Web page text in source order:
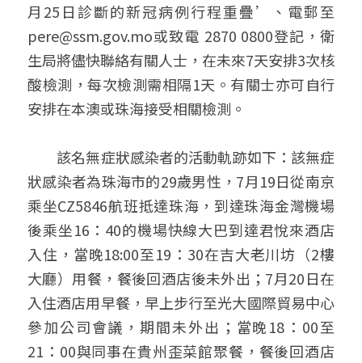
月25日診斷的新冠病例行程重疊’、電郵至
pere@ssm.gov.mo或致電 2870 0800登記，衛
生局將儘快聯絡有關人士，在未來7天安排3次核
酸檢測，每次檢測需相隔1天。有關士亦可自行
安排在本澳或珠海接受相關檢測。
該名無症狀感染者的活動軌跡如下：該無症
狀感染者為珠海市的29歲男性，7月19日從南京
乘坐CZ5846航班抵達珠海，到達珠海金灣機場
後乘坐16：40的機場快線大巴到達君悅來酒店
入住，當晚18:00至19：30在吉大老川坊（2樓
大廳）用餐，餐後回酒店後未外出；7月20日在
入住酒店用早餐，早上步行至光大國際貿易中心
參加公司會議，期間未外出；當晚18：00至
21：00與同事在貴州歪菜館聚餐，餐後回酒店